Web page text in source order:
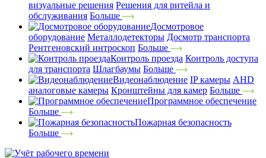
визуальные решения Решения для ритейла и
обслуживания Больше
Досмотровое
оборудование Металлодетекторы Досмотр транспорта
Рентгеновский интроскоп Больше
Контроль проезда Контроль доступа
для транспорта Шлагбаумы Больше
Видеонаблюдение IP камеры AHD
аналоговые камеры Кронштейны для камер Больше
Программное обеспечение
Больше
Пожарная безопасность
Больше